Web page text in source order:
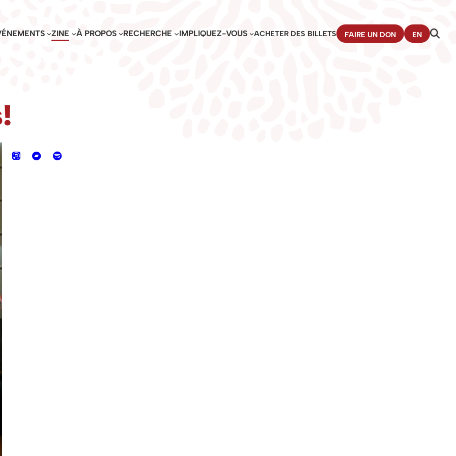
ZINE À PROPOS RECHERCHE IMPLIQUEZ-VOUS ACHETER DES BILLETS FAIRE UN DON EN